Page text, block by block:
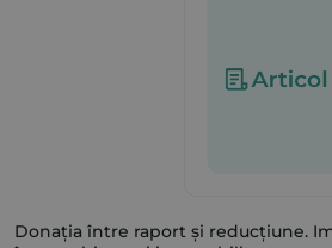
Donația între raport și reducțiune.